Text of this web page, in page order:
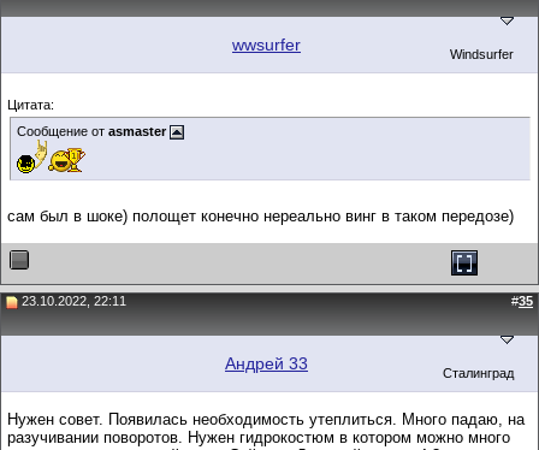
wwsurfer Windsurfer
Цитата:
Сообщение от asmaster
сам был в шоке) полощет конечно нереально винг в таком передозе)
23.10.2022, 22:11 #35
Андрей 33 Сталинград
Нужен совет. Появилась необходимость утеплиться. Много падаю, на
разучивании поворотов. Нужен гидрокостюм в котором можно много